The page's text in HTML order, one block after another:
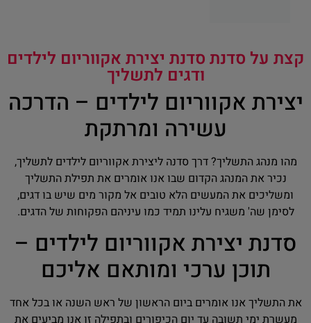
קצת על סדנת סדנת יצירת אקווריום לילדים
ודגים לתשליך
יצירת אקווריום לילדים – הדרכה
עשירה ומרתקת
מהו מנהג התשליך? דרך סדנה ליצירת אקווריום לילדים לתשליך,
נכיר את המנהג הקדום שבו אנו אומרים את תפילת התשליך
ומשליכים את המעשים הלא טובים אל מקור מים שיש בו דגים,
לסימן שה' משגיח עלינו תמיד כמו עיניהם הפקוחות של הדגים.
סדנת יצירת אקווריום לילדים –
תוכן ערכי ומותאם אליכם
את התשליך אנו אומרים ביום הראשון של ראש השנה או בכל אחד
מעשרת ימי תשובה עד יום הכיפורים ובתפילה זו אנו מביעים את